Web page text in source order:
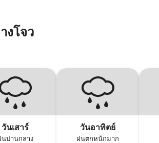
งโจว
วันเสาร์
นปานกลาง
วันอาทิตย์
ฝนตกหนักมาก